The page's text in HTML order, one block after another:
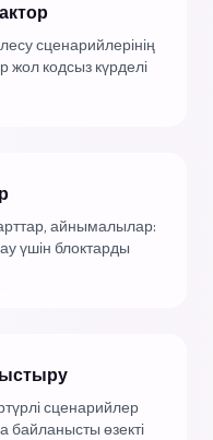
сценарийлерінің
жол кодсыз күрделі
айнымалылар:
үшін блоктарды
сценарийлер
байланысты өзекті